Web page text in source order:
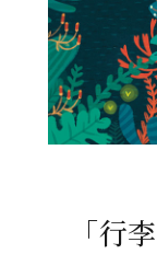
「行